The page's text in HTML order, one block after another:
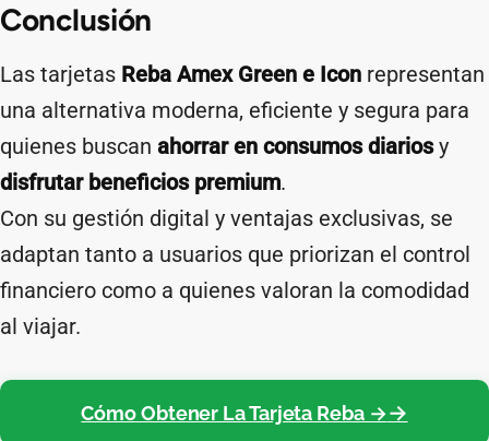
Conclusión
Las tarjetas Reba Amex Green e Icon representan
una alternativa moderna, eficiente y segura para
quienes buscan ahorrar en consumos diariosy
disfrutar beneficios premium.
Con su gestión digital y ventajas exclusivas, se
adaptan tanto a usuarios que priorizan el control
financiero como a quienes valoran la comodidad
al viajar.
Cómo Obtener La Tarjeta Reba →